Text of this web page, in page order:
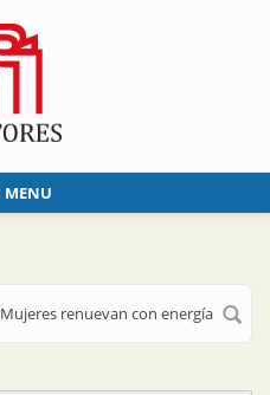
renuevan con energía